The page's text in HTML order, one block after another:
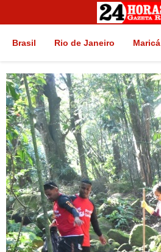
Brasil Rio de Janeiro Maricá